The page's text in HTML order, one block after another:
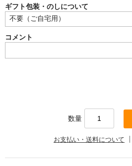
STRAWBERRY
錆ネズシリーズ
SABINEZU
蔦小花シリーズ
ギフト包装・のしについて
コメント
数量
お支払い・送料について